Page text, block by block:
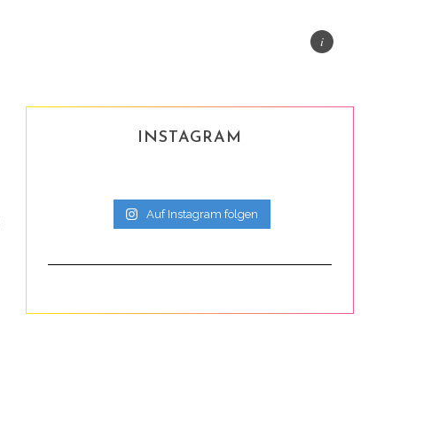
INSTAGRAM
Auf Instagram folgen